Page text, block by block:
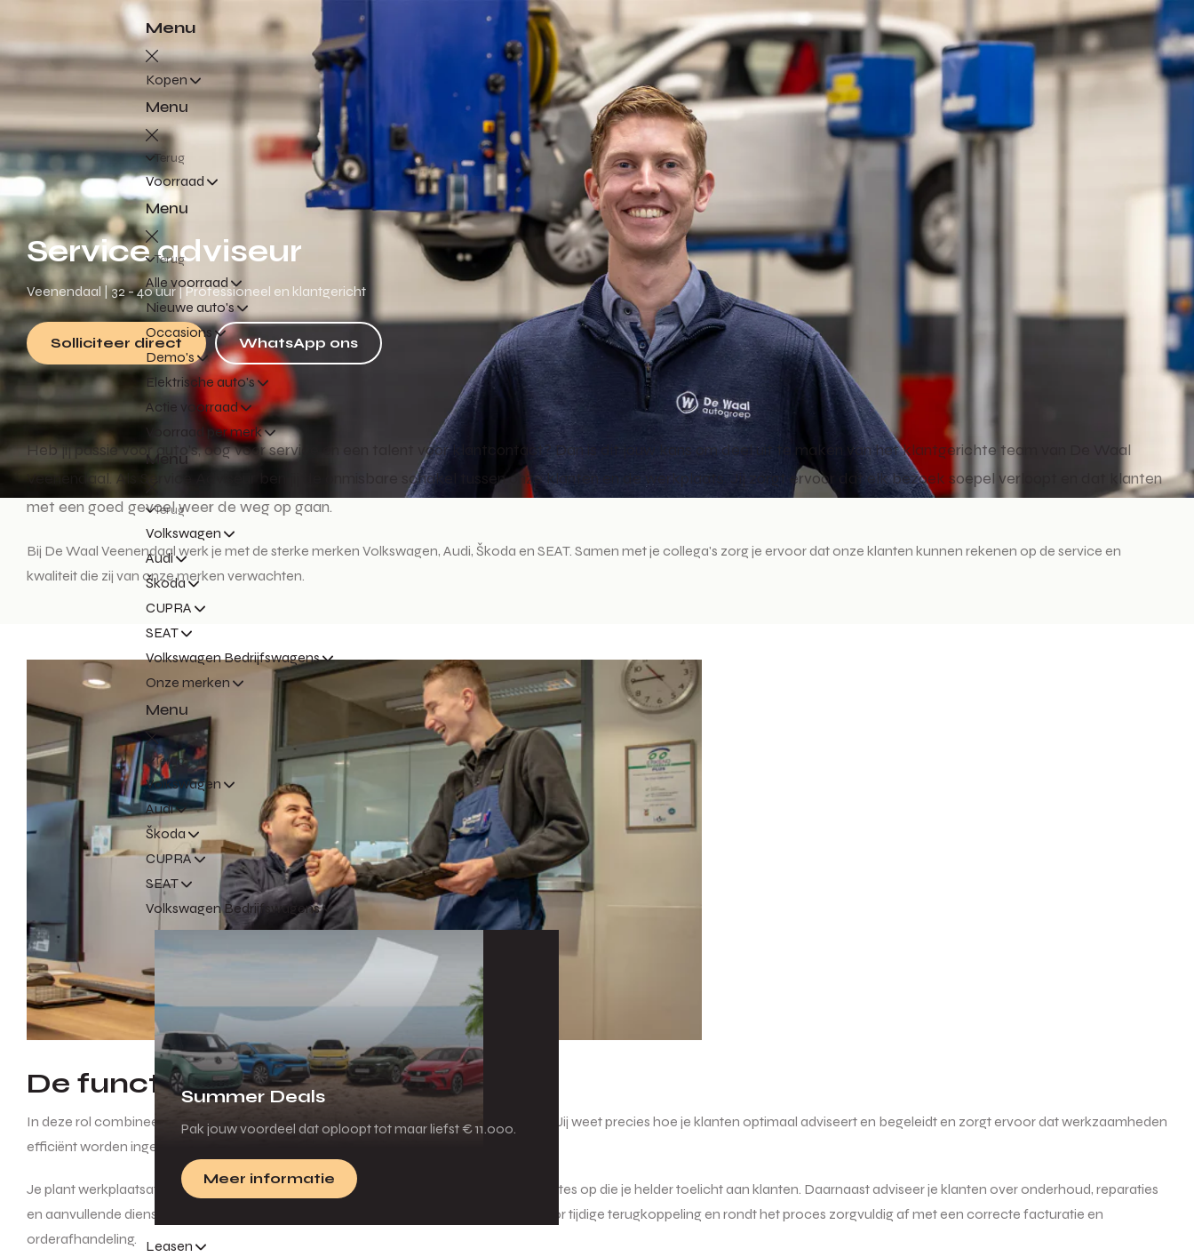
Menu
Kopen
Menu
Terug
Voorraad
Menu
Terug
Alle voorraad
Nieuwe auto's
Occasions
Demo's
Elektrische auto's
Actie voorraad
Voorraad per merk
Menu
Terug
Volkswagen
Audi
Škoda
CUPRA
SEAT
Volkswagen Bedrijfswagens
Onze merken
Menu
Terug
Volkswagen
Audi
Škoda
CUPRA
SEAT
Volkswagen Bedrijfswagens
Summer Deals
Pak jouw voordeel dat oploopt tot maar liefst € 11.000.
Meer informatie
Leasen
Service adviseur
Veenendaal | 32 - 40 uur | Professioneel en klantgericht
Solliciteer direct WhatsApp ons
Heb jij passie voor auto's, oog voor service en een talent voor klantcontact? Dan is dit jouw kans om deel uit te maken van het klantgerichte team van De Waal
Veenendaal. Als Service Adviseur ben jij de onmisbare schakel tussen onze klanten en de werkplaats. Jij zorgt ervoor dat elk bezoek soepel verloopt en dat klanten
met een goed gevoel weer de weg op gaan.
Bij De Waal Veenendaal werk je met de sterke merken Volkswagen, Audi, Škoda en SEAT. Samen met je collega's zorg je ervoor dat onze klanten kunnen rekenen op de service en
kwaliteit die zij van onze merken verwachten.
De functie
In deze rol combineer je technisch inzicht met sterke communicatieve vaardigheden. Jij weet precies hoe je klanten optimaal adviseert en begeleidt en zorgt ervoor dat werkzaamheden
efficiënt worden ingepland en uitgevoerd.
Je plant werkplaatsafspraken in, stemt werkzaamheden af met monteurs en stelt offertes op die je helder toelicht aan klanten. Daarnaast adviseer je klanten over onderhoud, reparaties
en aanvullende diensten. Je bewaakt de voortgang van de werkzaamheden, zorgt voor tijdige terugkoppeling en rondt het proces zorgvuldig af met een correcte facturatie en
orderafhandeling.